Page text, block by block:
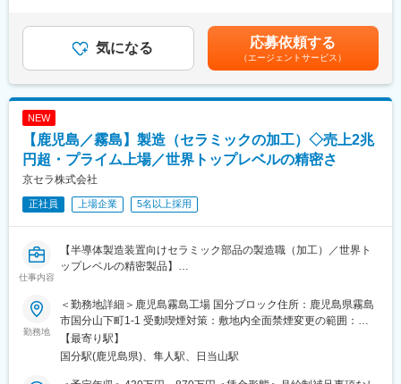
や経験すべき業界を考え、キャリアを形成できる戦略的ローテー
ション制度
◎配属先メーカーの現場新入社員OJT・技術指導を担うほどの技
術力への圧倒的信頼
◎技術単価平均5881円のハイレベルなPJTを担当可能
変更の範囲：会社の定める業務
期待されます。
【開発環境】
Linux／Windows、Python、Java、C#、SQL、クラウド
（AWS/Azure）、データベース設計、Git、CI/CD、業務システム
■組織構成：
5～10名規模のチーム。週1回以上の定例MTG、随時レビュー。研
究者・管理職との直接折衝が多く、技術と業務をつなぐ役割
■得られる経験：
・大手自動車メーカーでの安定した開発環境です。
・技術選定・アーキテクチャ検討など裁量が大きいです。
・若手育成・チームビルディングにも関われます。
＜魅力＞
◎エンジニアとしての市場価値向上が年収に直結する評価制度
（年収1000万円越えの現役エンジニアも在籍）
て上下する可能性があります。月給(月額)は固定手当を含めた表記
です。 気になる 応募依頼する
（エージェントサービス）
NEW
【鹿児島／霧島】製造（セラミックの加工）◇売上2兆
円超・プライム上場／世界トップレベルの精密さ
京セラ株式会社
正社員 上場企業 5名以上採用
仕事内容
【半導体製造装置向けセラミック部品の製造職（加工）／世界ト
ップレベルの精密製品】
す。
■切削加工
焼成前のセラミック圧粉体に対し、工作機械を用いた複雑形状の
加工を行います。
【主な業務内容】
・工作機械による切削加工
勤務地
＜勤務地詳細＞鹿児島霧島工場 国分ブロック住所：鹿児島県霧島
市国分山下町1-1 受動喫煙対策：敷地内全面禁煙変更の範囲：会
社の定める事業所
【最寄り駅】
国分駅(鹿児島県)、隼人駅、日当山駅